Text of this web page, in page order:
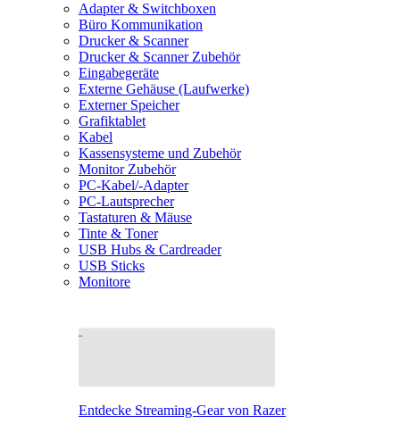
Adapter & Switchboxen
Büro Kommunikation
Drucker & Scanner
Drucker & Scanner Zubehör
Eingabegeräte
Externe Gehäuse (Laufwerke)
Externer Speicher
Grafiktablet
Kabel
Kassensysteme und Zubehör
Monitor Zubehör
PC-Kabel/-Adapter
PC-Lautsprecher
Tastaturen & Mäuse
Tinte & Toner
USB Hubs & Cardreader
USB Sticks
Monitore
Entdecke Streaming-Gear von Razer